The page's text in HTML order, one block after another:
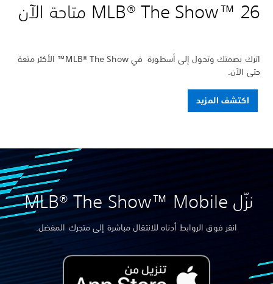
MLB® The Show™ 26 متاحة الآن
اترك بصمتك وتحول إلى أسطورة في MLB® The Show™ الأكثر متعة
حتى الآن.
اكتشف المزيد
نزّل MLB® The Show™ Mobile
انقر فوق الروابط أدناه للانتقال مباشرة إلى متجرك المفضل.